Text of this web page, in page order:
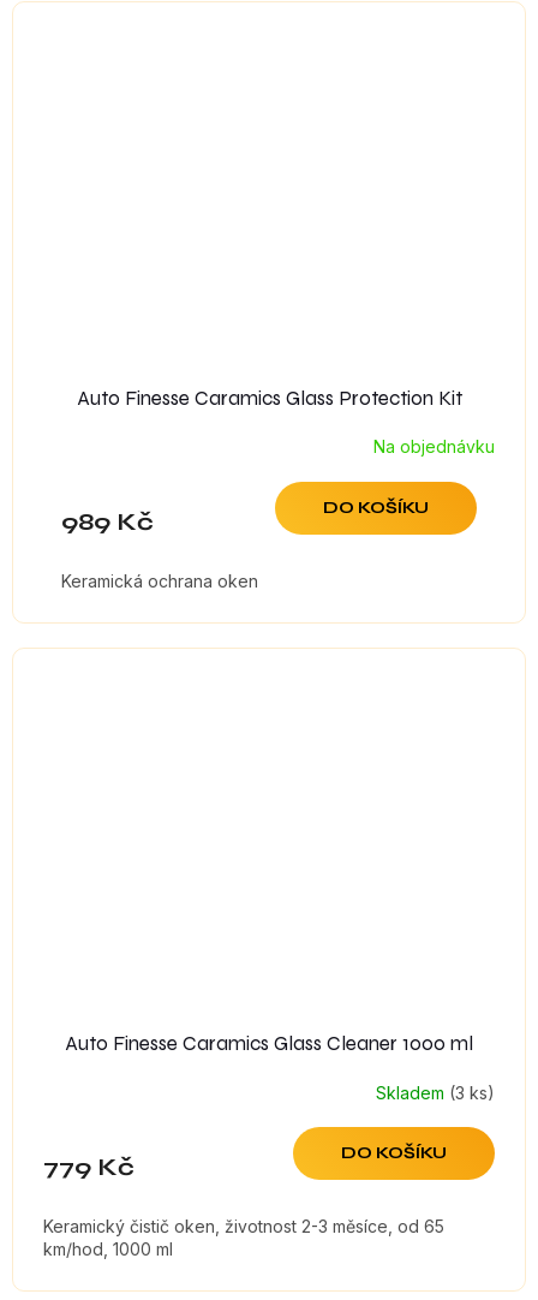
Auto Finesse Caramics Glass Protection Kit
Na objednávku
989 Kč DO KOŠÍKU
Keramická ochrana oken
Auto Finesse Caramics Glass Cleaner 1000 ml
Skladem (3 ks)
779 Kč DO KOŠÍKU
Keramický čistič oken, životnost 2-3 měsíce, od 65
km/hod, 1000 ml